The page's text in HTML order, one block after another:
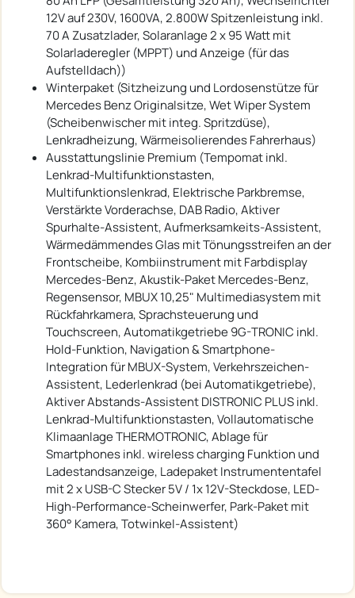
12V auf 230V, 1600VA, 2.800W Spitzenleistung inkl.
70 A Zusatzlader, Solaranlage 2 x 95 Watt mit
Solarladeregler (MPPT) und Anzeige (für das
Aufstelldach))
Winterpaket (Sitzheizung und Lordosenstütze für
Mercedes Benz Originalsitze, Wet Wiper System
(Scheibenwischer mit integ. Spritzdüse),
Lenkradheizung, Wärmeisolierendes Fahrerhaus)
Ausstattungslinie Premium (Tempomat inkl.
Lenkrad-Multifunktionstasten,
Multifunktionslenkrad, Elektrische Parkbremse,
Verstärkte Vorderachse, DAB Radio, Aktiver
Spurhalte-Assistent, Aufmerksamkeits-Assistent,
Wärmedämmendes Glas mit Tönungsstreifen an der
Frontscheibe, Kombiinstrument mit Farbdisplay
Mercedes-Benz, Akustik-Paket Mercedes-Benz,
Regensensor, MBUX 10,25" Multimediasystem mit
Rückfahrkamera, Sprachsteuerung und
Touchscreen, Automatikgetriebe 9G-TRONIC inkl.
Hold-Funktion, Navigation & Smartphone-
Integration für MBUX-System, Verkehrszeichen-
Assistent, Lederlenkrad (bei Automatikgetriebe),
Aktiver Abstands-Assistent DISTRONIC PLUS inkl.
Lenkrad-Multifunktionstasten, Vollautomatische
Klimaanlage THERMOTRONIC, Ablage für
Smartphones inkl. wireless charging Funktion und
Ladestandsanzeige, Ladepaket Instrumententafel
mit 2 x USB-C Stecker 5V / 1x 12V-Steckdose, LED-
High-Performance-Scheinwerfer, Park-Paket mit
360° Kamera, Totwinkel-Assistent)